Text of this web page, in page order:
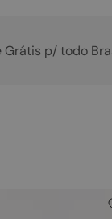
Grátis p/ todo